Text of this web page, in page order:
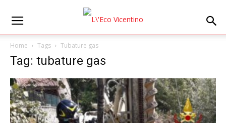
Home Tags Tubature gas
Tag: tubature gas